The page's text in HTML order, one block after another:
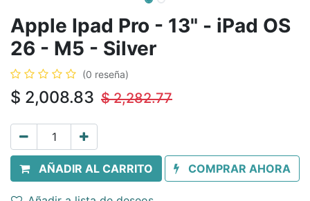
Apple Ipad Pro - 13" - iPad OS
26 - M5 - Silver
(0 reseña)
$ 2,008.83 $2,282.77
AÑADIR AL CARRITO COMPRAR AHORA